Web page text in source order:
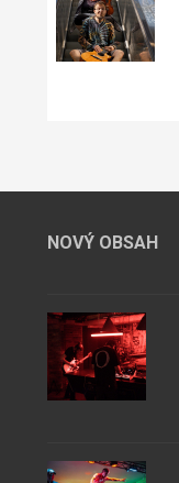
NOVÝ OBSAH